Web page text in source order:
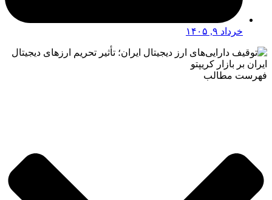
خرداد ۹, ۱۴۰۵
فهرست مطالب